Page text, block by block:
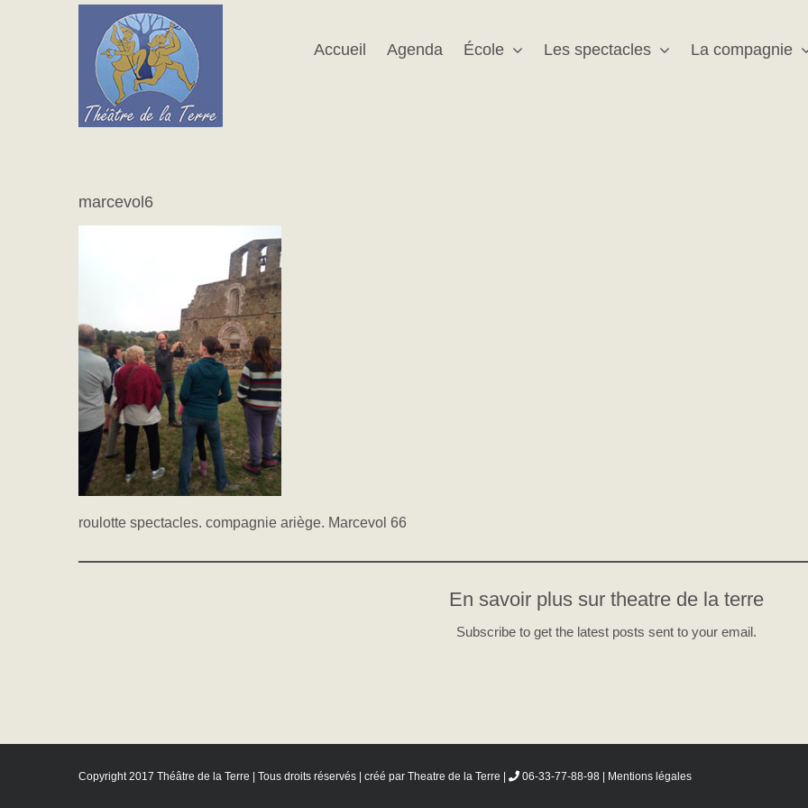
Accueil Agenda École Les spectacles La compagnie
marcevol6
roulotte spectacles. compagnie ariège. Marcevol 66
En savoir plus sur theatre de la terre
Subscribe to get the latest posts sent to your email.
Copyright 2017 Théâtre de la Terre | Tous droits réservés | créé par Theatre de la Terre 06-33-77-88-98 | Mentions légales